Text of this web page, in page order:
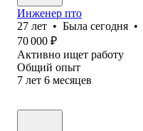
Инженер пто
27 лет • Была сегодня •
70 000 ₽
Активно ищет работу
Общий опыт
7 лет 6 месяцев